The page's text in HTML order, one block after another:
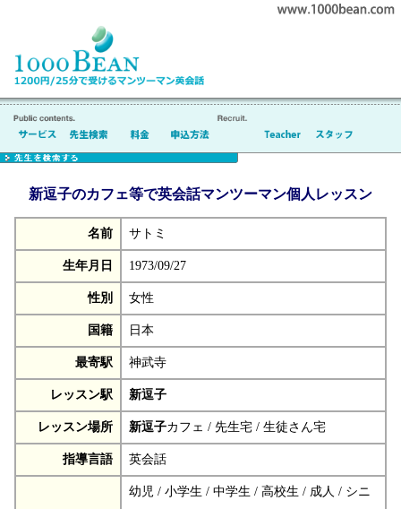
新逗子のカフェ等で英会話マンツーマン個人レッスン
名前 サトミ
生年月日 1973/09/27
性別 女性
国籍 日本
最寄駅 神武寺
レッスン駅 新逗子
レッスン場所 新逗子カフェ / 先生宅 / 生徒さん宅
指導言語 英会話
幼児 / 小学生 / 中学生 / 高校生 / 成人 / シニ